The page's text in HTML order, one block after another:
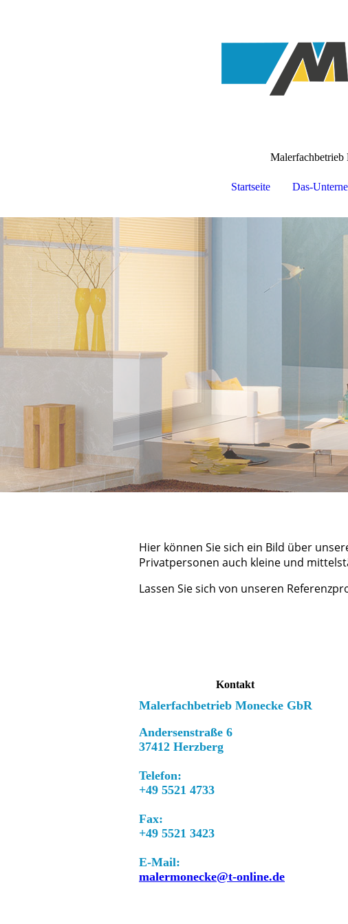
Malerfachbetrieb
Startseite Das-
Hier können Sie sich ein Bild über
Privatpersonen auch kleine und
Lassen Sie sich von unseren
Kontakt
Malerfachbetrieb Monecke GbR
Andersenstraße 6
37412 Herzberg
Telefon:
+49 5521 4733
Fax:
+49 5521 3423
E-Mail:
malermonecke@t-online.de